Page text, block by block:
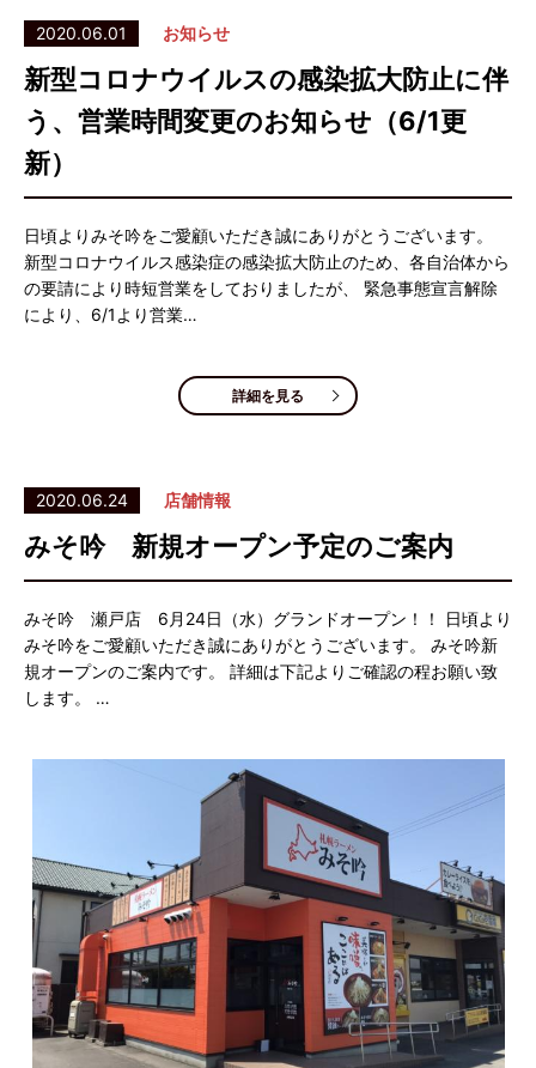
2020.06.01 お知らせ
新型コロナウイルスの感染拡大防止に伴
う、営業時間変更のお知らせ（6/1更
新）
日頃よりみそ吟をご愛顧いただき誠にありがとうございます。
新型コロナウイルス感染症の感染拡大防止のため、各自治体から
の要請により時短営業をしておりましたが、 緊急事態宣言解除
により、6/1より営業…
詳細を見る
2020.06.24 店舗情報
みそ吟 新規オープン予定のご案内
みそ吟 瀬戸店 6月24日（水）グランドオープン！！ 日頃より
みそ吟をご愛顧いただき誠にありがとうございます。 みそ吟新
規オープンのご案内です。 詳細は下記よりご確認の程お願い致
します。 …